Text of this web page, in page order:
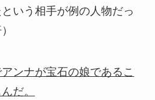
いう相手が例の人物だっ
ンナが宝石の娘であるこ
だ。